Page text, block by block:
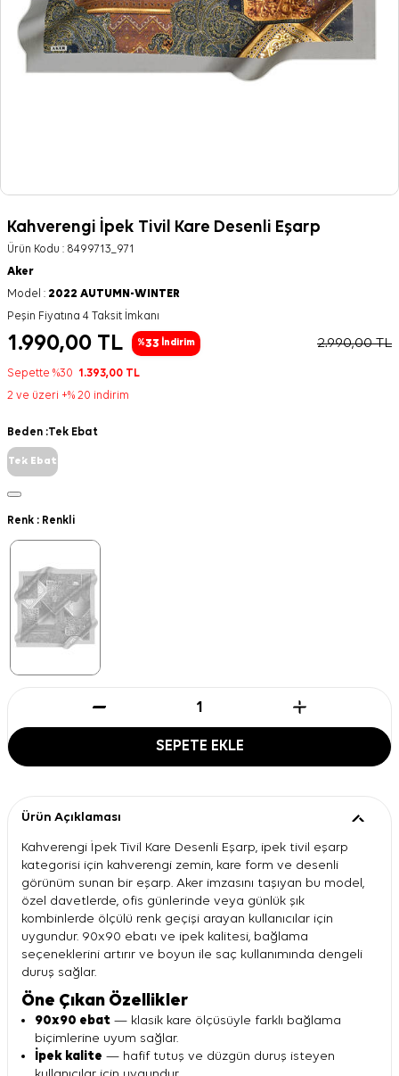
Kahverengi İpek Tivil Kare Desenli Eşarp
Ürün Kodu : 8499713_971
Aker
Model : 2022 AUTUMN-WINTER
Peşin Fiyatına 4 Taksit İmkanı
1.990,00 TL %33 İndirim 2.990,00TL
Sepette %30 1.393,00 TL
2 ve üzeri +% 20 indirim
Beden :Tek Ebat
Tek Ebat
Renk : Renkli
SEPETE EKLE
Ürün Açıklaması
Kahverengi İpek Tivil Kare Desenli Eşarp, ipek tivil eşarp
kategorisi için kahverengi zemin, kare form ve desenli
görünüm sunan bir eşarp. Aker imzasını taşıyan bu model,
özel davetlerde, ofis günlerinde veya günlük şık
kombinlerde ölçülü renk geçişi arayan kullanıcılar için
uygundur. 90x90 ebatı ve ipek kalitesi, bağlama
seçeneklerini artırır ve boyun ile saç kullanımında dengeli
duruş sağlar.
Öne Çıkan Özellikler
90x90 ebat — klasik kare ölçüsüyle farklı bağlama
biçimlerine uyum sağlar.
İpek kalite — hafif tutuş ve düzgün duruş isteyen